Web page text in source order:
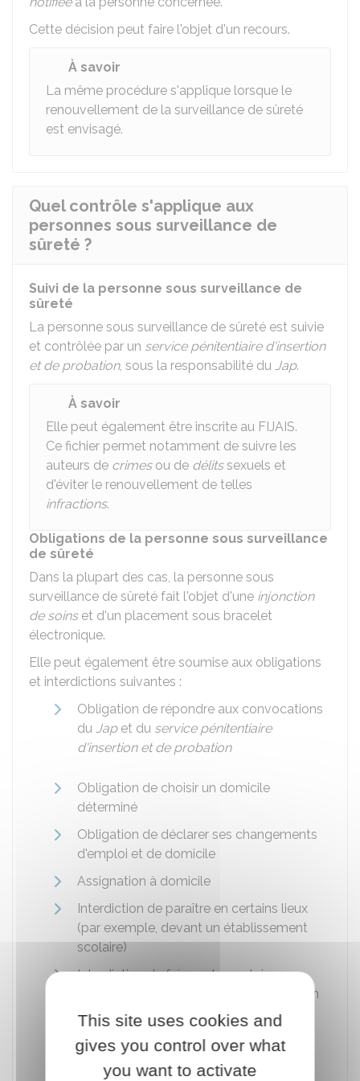
Cette décision peut faire l'objet d'un recours.
À savoir
La même procédure s'applique lorsque le
renouvellement de la surveillance de sûreté
est envisagé.
Quel contrôle s'applique aux
personnes sous surveillance de
sûreté ?
Suivi de la personne sous surveillance de
sûreté
La personne sous surveillance de sûreté est suivie
et contrôlée par un service pénitentiaire d'insertion
et de probation, sous la responsabilité du Jap.
À savoir
Elle peut également être inscrite au FIJAIS.
Ce fichier permet notamment de suivre les
auteurs de crimesou de délitssexuels et
d'éviter le renouvellement de telles
infractions.
Obligations de la personne sous surveillance
de sûreté
Dans la plupart des cas, la personne sous
surveillance de sûreté fait l'objet d'une injonction
de soinset d'un placement sous bracelet
électronique.
Elle peut également être soumise aux obligations
et interdictions suivantes :
Obligation de répondre aux convocations
du Japet du service pénitentiaire
d'insertion et de probation
Obligation de choisir un domicile
déterminé
Obligation de déclarer ses changements
d'emploi et de domicile
Assignation à domicile
Interdiction de paraître en certains lieux
(par exemple, devant un établissement
scolaire)
Interdiction de fréquenter certaines
personnes (par exemple, la victime ou un
complice)
Interdiction d'exercer une activité
impliquant un contact régulier avec des
This site uses cookies and
gives you control over what
you want to activate